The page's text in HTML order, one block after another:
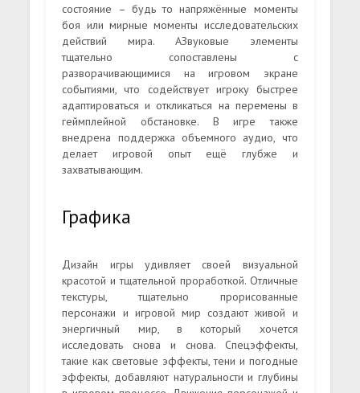
состояние – будь то напряжённые моменты
боя или мирные моменты исследовательских
действий мира. АЗвуковые элементы
тщательно сопоставлены с
разворачивающимися на игровом экране
событиями, что содействует игроку быстрее
адаптироваться и откликаться на перемены в
геймплейной обстановке. В игре также
внедрена поддержка объемного аудио, что
делает игровой опыт ещё глубже и
захватывающим.
Графика
Дизайн игры удивляет своей визуальной
красотой и тщательной проработкой. Отличные
текстуры, тщательно прорисованные
персонажи и игровой мир создают живой и
энергичный мир, в который хочется
исследовать снова и снова. Спецэффекты,
такие как световые эффекты, тени и погодные
эффекты, добавляют натуральности и глубины